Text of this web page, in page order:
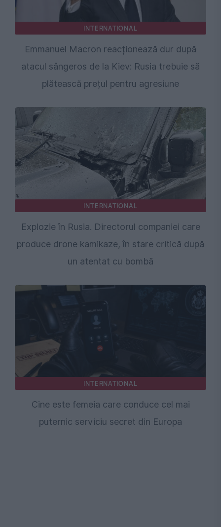
INTERNATIONAL
Emmanuel Macron reacționează dur după
atacul sângeros de la Kiev: Rusia trebuie să
plătească prețul pentru agresiune
INTERNATIONAL
Explozie în Rusia. Directorul companiei care
produce drone kamikaze, în stare critică după
un atentat cu bombă
INTERNATIONAL
Cine este femeia care conduce cel mai
puternic serviciu secret din Europa